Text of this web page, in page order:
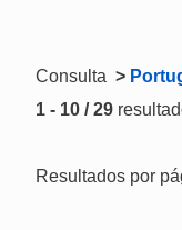
Consulta >
1 - 10 / 29
Resultados por